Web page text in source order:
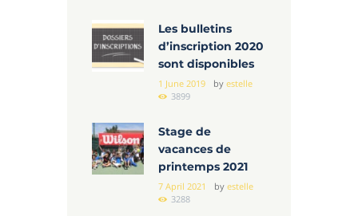
Les bulletins
d’inscription 2020
sont disponibles
1 June 2019 byestelle
3899
Stage de
vacances de
printemps 2021
7 April 2021 byestelle
3288